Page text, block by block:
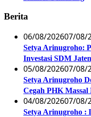
Berita
06/08/202607/08/
Setya Arinugroho:
Investasi SDM
05/08/202607/08/
Setya Arinugroho
Cegah PHK Massal
04/08/202607/08/
Setya Arinugroho :